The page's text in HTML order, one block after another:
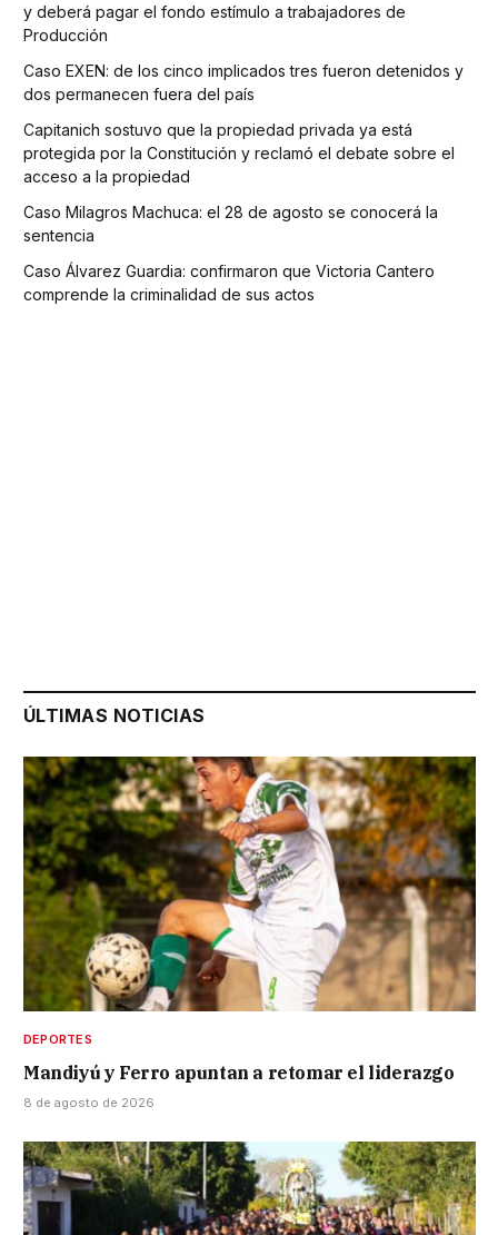
y deberá pagar el fondo estímulo a trabajadores de
Producción
Caso EXEN: de los cinco implicados tres fueron detenidos y
dos permanecen fuera del país
Capitanich sostuvo que la propiedad privada ya está
protegida por la Constitución y reclamó el debate sobre el
acceso a la propiedad
Caso Milagros Machuca: el 28 de agosto se conocerá la
sentencia
Caso Álvarez Guardia: confirmaron que Victoria Cantero
comprende la criminalidad de sus actos
ÚLTIMAS NOTICIAS
DEPORTES
Mandiyú y Ferro apuntan a retomar el liderazgo
8 de agosto de 2026